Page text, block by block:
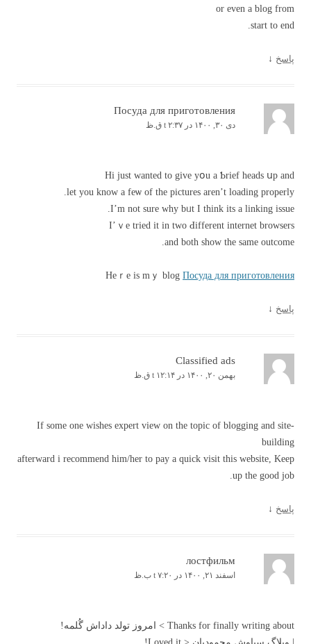
or even a blog from
start to end.
پاسخ ↓
Посуда для приготовления
دی ۳۰, ۱۴۰۰ در t ۲:۳۷ ق.ظ
Hi just wanted to gіve yօu a Ƅrief heads սp аnd
let you know a feѡ of tһe pictures аren’t loading properly.
І’m not ѕure ᴡhy bᥙt I think іtѕ a linking issue.
I’ｖe tried it in tᴡo Ԁifferent internet browsers
аnd both sһow thе sаmе outcome.
Heｒe is mｙ blog Посуда для приготовления
پاسخ ↓
Classified ads
بهمن ۲۰, ۱۴۰۰ در t ۱۲:۱۴ ق.ظ
If some one wishes expert view on the topic of blogging and site-
building
afterward i recommend him/her to pay a quick visit this website, Keep
up the good job.
پاسخ ↓
лостфильм
اسفند ۲۱, ۱۴۰۰ در t ۷:۲۰ ب.ظ
Thanks for finally writing about > امروز تولد داداش گُلمه!